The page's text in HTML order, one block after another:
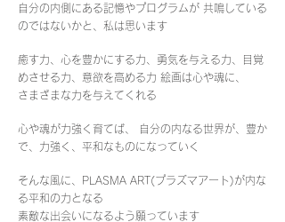
自分の内側にある記憶やプログラムが 共鳴している
のではないかと、私は思います
癒す力、心を豊かにする力、勇気を与える力、目覚
めさせる力、意欲を高める力 絵画は心や魂に、
さまざまな力を与えてくれる
心や魂が力強く育てば、 自分の内なる世界が、豊か
で、力強く、平和なものになっていく
そんな風に、PLASMA ART(プラズマアート)が内な
る平和の力となる
素敵な出会いになるよう願っています​